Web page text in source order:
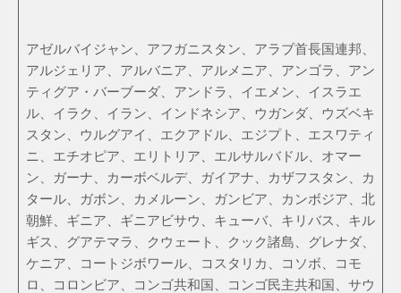
アゼルバイジャン、アフガニスタン、アラブ首長国連邦、
アルジェリア、アルバニア、アルメニア、アンゴラ、アン
ティグア・バーブーダ、アンドラ、イエメン、イスラエ
ル、イラク、イラン、インドネシア、ウガンダ、ウズベキ
スタン、ウルグアイ、エクアドル、エジプト、エスワティ
ニ、エチオピア、エリトリア、エルサルバドル、オマー
ン、ガーナ、カーボベルデ、ガイアナ、カザフスタン、カ
タール、ガボン、カメルーン、ガンビア、カンボジア、北
朝鮮、ギニア、ギニアビサウ、キューバ、キリバス、キル
ギス、グアテマラ、クウェート、クック諸島、グレナダ、
ケニア、コートジボワール、コスタリカ、コソボ、コモ
ロ、コロンビア、コンゴ共和国、コンゴ民主共和国、サウ